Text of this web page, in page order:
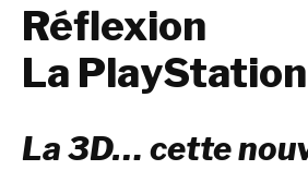
La PlayStation
La 3D… cette